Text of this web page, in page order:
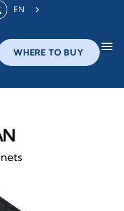
EN
WHERE TO BUY menu